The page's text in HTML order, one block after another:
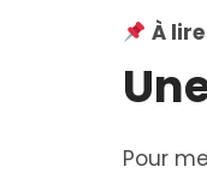
À lire
Pour